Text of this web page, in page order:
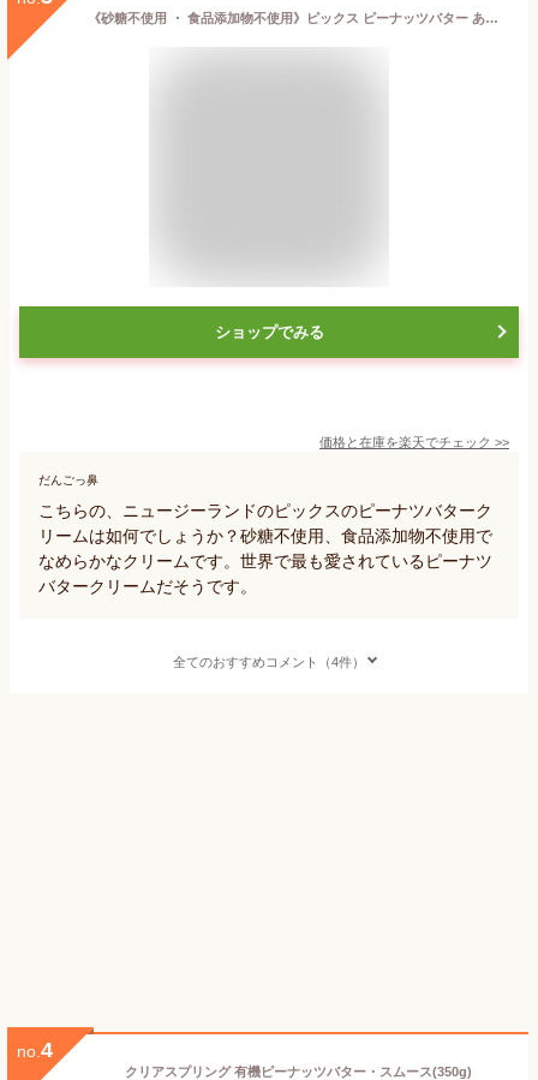
《砂糖不使用 ・ 食品添加物不使用》ピックス ピーナッツバター あらびきクランチ/なめらかスムース 380g【 ピーナッツ バター ピーナツバター ピーナッツクリーム ピックスピーナッツバター Pic’s Peanut Butter 無添加 無糖 エイジング対策 ニュージーランド産 】
ショップでみる
価格と在庫を楽天でチェック >>
だんごっ鼻
こちらの、ニュージーランドのピックスのピーナツバターク
リームは如何でしょうか？砂糖不使用、食品添加物不使用で
なめらかなクリームです。世界で最も愛されているピーナツ
バタークリームだそうです。
全てのおすすめコメント（4件）
no. 4
クリアスプリング 有機ピーナッツバター・スムース(350g)